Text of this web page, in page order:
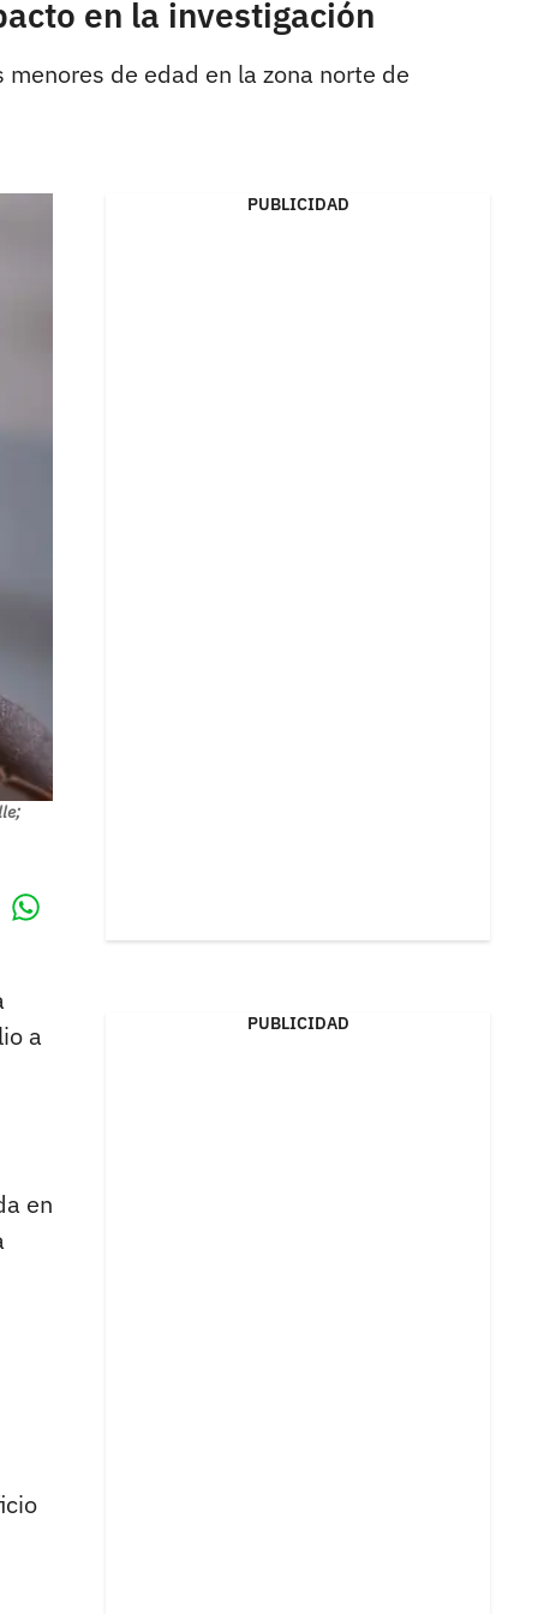
en la investigación
de edad en la zona norte de
a
en
PUBLICIDAD
PUBLICIDAD